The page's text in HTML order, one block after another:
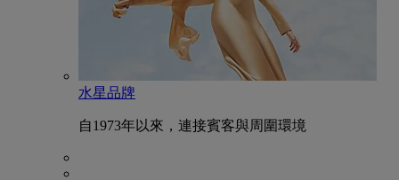
水星品牌
自1973年以來，連接賓客與周圍環境